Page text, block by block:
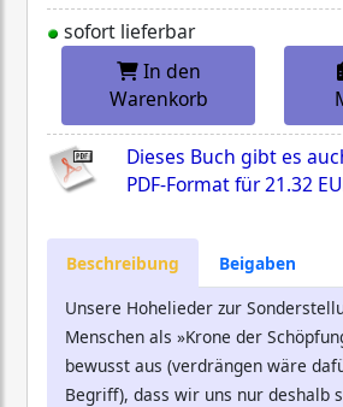
sofort lieferbar
In den
Warenkorb
Dieses Buch gibt es
PDF-Format für21.32
Beschreibung
Beigaben
Unsere Hohelieder zur
Menschen als »Krone der
bewusst aus (verdrängen wäre
Begriff), dass wir uns nur deshalb